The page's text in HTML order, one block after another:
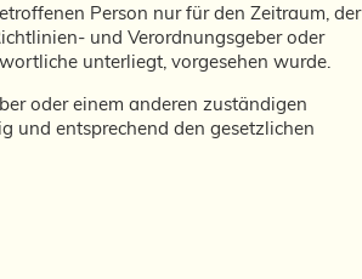
Person nur für den Zeitraum, der
und Verordnungsgeber oder
unterliegt, vorgesehen wurde.
oder einem anderen zuständigen
und entsprechend den gesetzlichen